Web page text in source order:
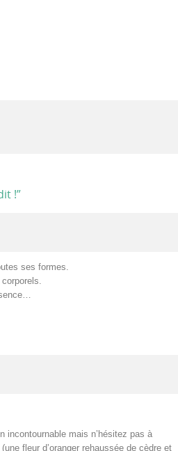
!”
ses formes.
incontournable mais n’hésitez pas à
fleur d’oranger rehaussée de cèdre et